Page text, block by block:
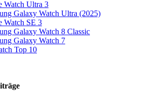
Watch Ultra 3
Galaxy Watch Ultra (2025)
Watch SE 3
Galaxy Watch 8 Classic
Galaxy Watch 7
Top 10